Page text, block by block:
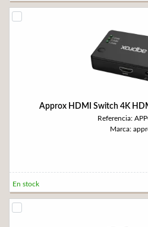
Approx HDMI Switch 4K
Referencia:
Marca:
En stock